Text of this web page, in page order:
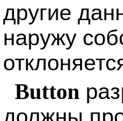
другие
наружу
Button